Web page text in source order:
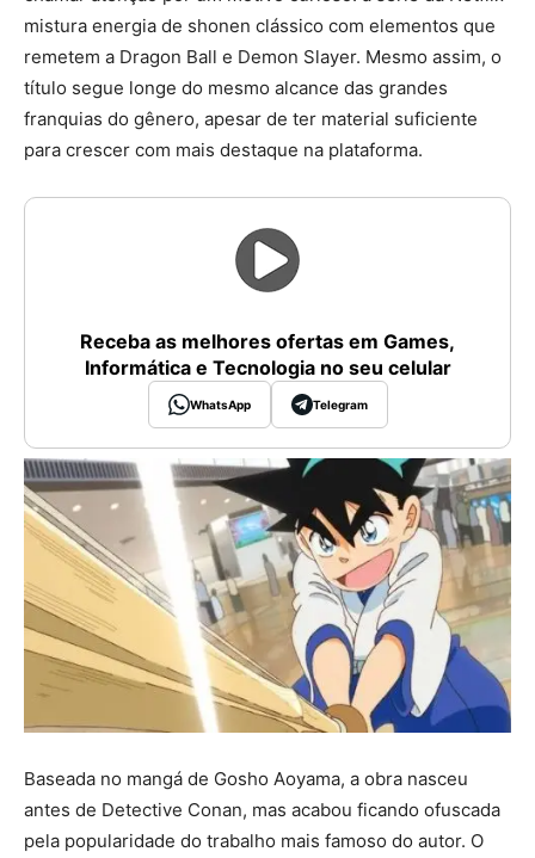
mistura energia de shonen clássico com elementos que
remetem a Dragon Ball e Demon Slayer. Mesmo assim, o
título segue longe do mesmo alcance das grandes
franquias do gênero, apesar de ter material suficiente
para crescer com mais destaque na plataforma.
Receba as melhores ofertas em Games,
Informática e Tecnologia no seu celular
WhatsApp Telegram
Baseada no mangá de Gosho Aoyama, a obra nasceu
antes de Detective Conan, mas acabou ficando ofuscada
pela popularidade do trabalho mais famoso do autor. O